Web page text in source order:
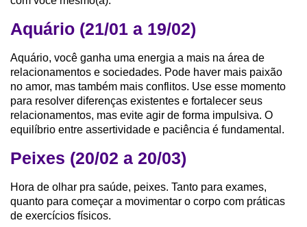
Aquário (21/01 a 19/02)
Aquário, você ganha uma energia a mais na área de
relacionamentos e sociedades. Pode haver mais paixão
no amor, mas também mais conflitos. Use esse momento
para resolver diferenças existentes e fortalecer seus
relacionamentos, mas evite agir de forma impulsiva. O
equilíbrio entre assertividade e paciência é fundamental.
Peixes (20/02 a 20/03)
Hora de olhar pra saúde, peixes. Tanto para exames,
quanto para começar a movimentar o corpo com práticas
de exercícios físicos.